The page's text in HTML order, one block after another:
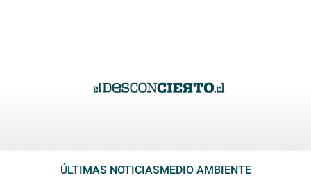
ÚLTIMAS NOTICIAS MEDIO AMBIENTE